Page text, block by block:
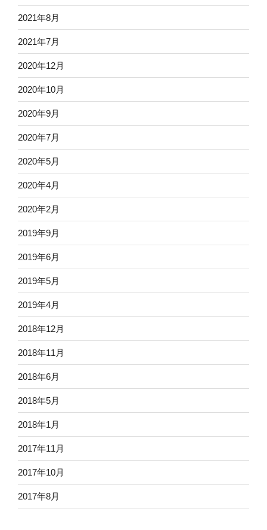
2021年8月
2021年7月
2020年12月
2020年10月
2020年9月
2020年7月
2020年5月
2020年4月
2020年2月
2019年9月
2019年6月
2019年5月
2019年4月
2018年12月
2018年11月
2018年6月
2018年5月
2018年1月
2017年11月
2017年10月
2017年8月